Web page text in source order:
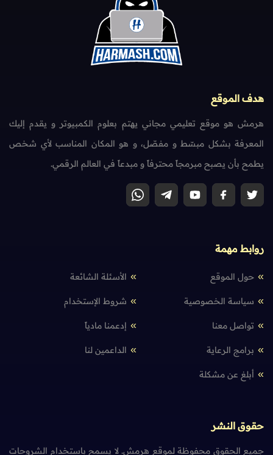
هدف الموقع
هرمش هو موقع تعليمي مجاني يهتم بعلوم الكمبيوتر و يقدم إليك
المعرفة بشكل مبسّط و مفصّل، و هو المكان المناسب لأي شخص
يطمح بأن يصبح مبرمجاً محترفاً و مبدعاً في العالم الرقمي.
روابط مهمة
حول الموقع الأسئلة الشائعة
سياسة الخصوصية شروط الإستخدام
تواصل معنا إدعمنا مادياً
برامج الرعاية الداعمين لنا
أبلغ عن مشكلة
حقوق النشر
جميع الحقوق محفوظة لموقع هرمش. لا يسمح باستخدام الشروحات